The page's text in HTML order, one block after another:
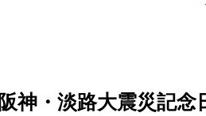
阪神・淡路大震災記念